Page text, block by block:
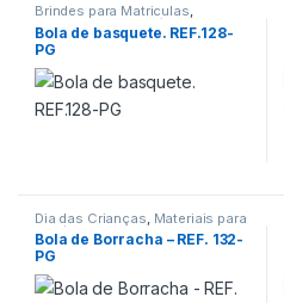
Brindes para Matriculas,
Materiais para a Prática de
Esportes
Bola de basquete. REF.128-
PG
Dia das Crianças Materiais para
a Prática de Esportes
Bola de Borracha – REF. 132-
PG